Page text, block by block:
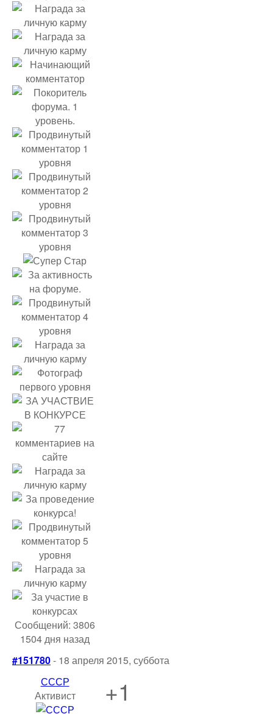
Сообщений: 3806
1504 дня назад
#151780- 18 апреля 2015, суббота
СССР
Активист
+1